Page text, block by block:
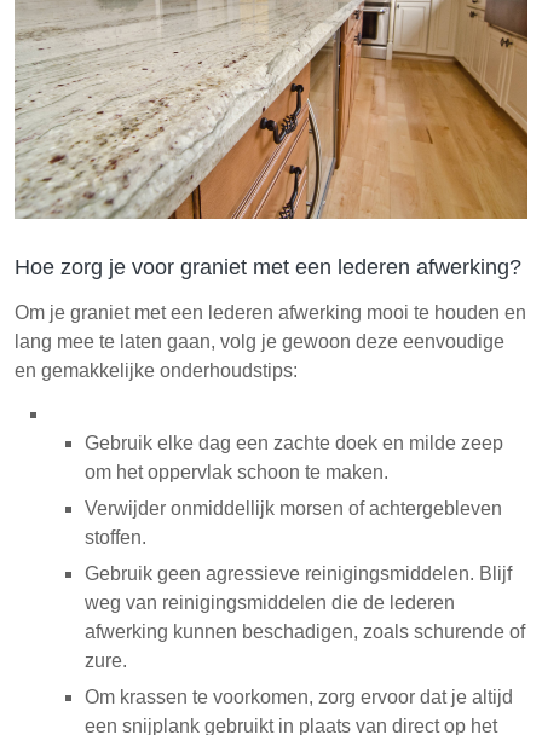
Hoe zorg je voor graniet met een lederen afwerking?
Om je graniet met een lederen afwerking mooi te houden en
lang mee te laten gaan, volg je gewoon deze eenvoudige
en gemakkelijke onderhoudstips:
Gebruik elke dag een zachte doek en milde zeep
om het oppervlak schoon te maken.
Verwijder onmiddellijk morsen of achtergebleven
stoffen.
Gebruik geen agressieve reinigingsmiddelen. Blijf
weg van reinigingsmiddelen die de lederen
afwerking kunnen beschadigen, zoals schurende of
zure.
Om krassen te voorkomen, zorg ervoor dat je altijd
een snijplank gebruikt in plaats van direct op het